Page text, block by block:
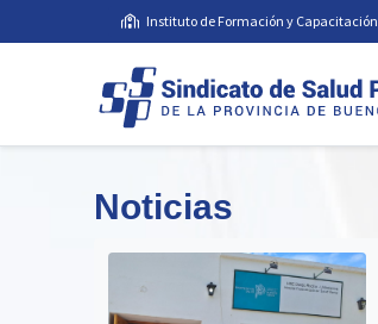
Instituto de Formación y Capacitación
Noticias